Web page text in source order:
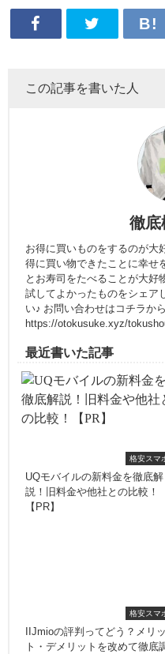
この記事を書いた人
徹底
お得に買いものをするのが大
得に買い物できたことに幸せ
とお寿司をたべることが大好
試してよかったものをシェア
い♪ お問い合わせはコチラか
https://otokusuke.xyz/
最近書いた記事
格安スマ
UQモバイルの新料金を徹底解
説！旧料金や他社との比較！
【PR】
格安スマ
IIJmioの評判ってどう？メリッ
ト・デメリットを改めて徹底